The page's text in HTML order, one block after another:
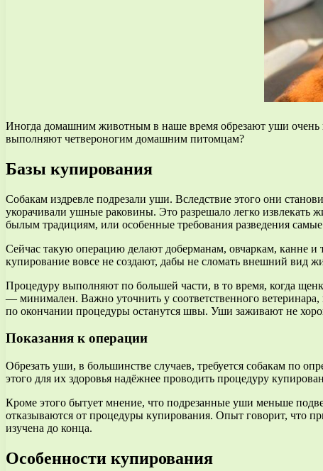
Иногда домашним животным в наше время обрезают уши
выполняют четвероногим домашним питомцам?
Базы купирования
Собакам издревле подрезали уши. Вследствие этого они
укорачивали ушные раковины. Это разрешало легко
былым традициям, или особенные требования разведения
Сейчас такую операцию делают доберманам, овчаркам,
купирование вовсе не создают, дабы не сломать внешний вид
Процедуру выполняют по большей части, в то время, когда
— минимален. Важно уточнить у соответственного
по окончании процедуры останутся швы. Уши заживают не
Показания к операции
Обрезать уши, в большинстве случаев, требуется собакам по
этого для их здоровья надёжнее проводить процедуру
Кроме этого бытует мнение, что подрезанные уши меньше
отказываются от процедуры купирования. Опыт говорит, что
изучена до конца.
Особенности купирования